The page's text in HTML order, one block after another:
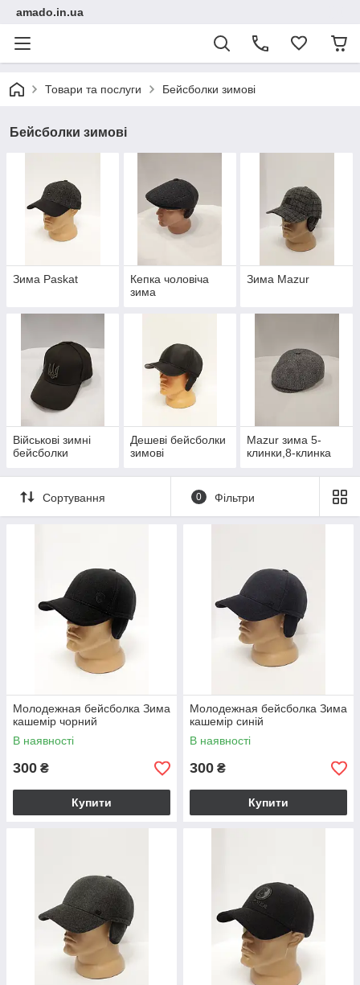
amado.in.ua
Товари та послуги Бейсболки зимові
Бейсболки зимові
Зима Paskat
Кепка чоловіча
зима
Зима Mazur
Військові зимні
бейсболки
Дешеві бейсболки
зимові
Mazur зима 5-
клинки,8-клинка
Сортування 0 Фільтри
Молодежная бейсболка Зима
кашемір чорний
В наявності
300 ₴
Купити
Молодежная бейсболка Зима
кашемір синій
В наявності
300 ₴
Купити